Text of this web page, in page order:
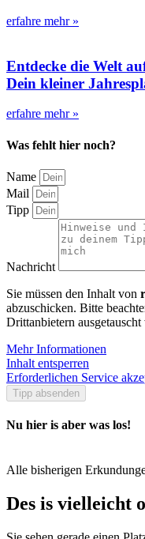
erfahre mehr »
Entdecke die Welt
Dein kleiner
erfahre mehr »
Was fehlt hier noch?
Name
Mail
Tipp
Nachricht
Sie müssen den Inhalt von
abzuschicken. Bitte
Drittanbietern ausgetauscht
Mehr Informationen
Inhalt entsperren
Erforderlichen Service
Tipp absenden
Nu hier is aber was los!
Alle bisherigen
Des is vielleicht